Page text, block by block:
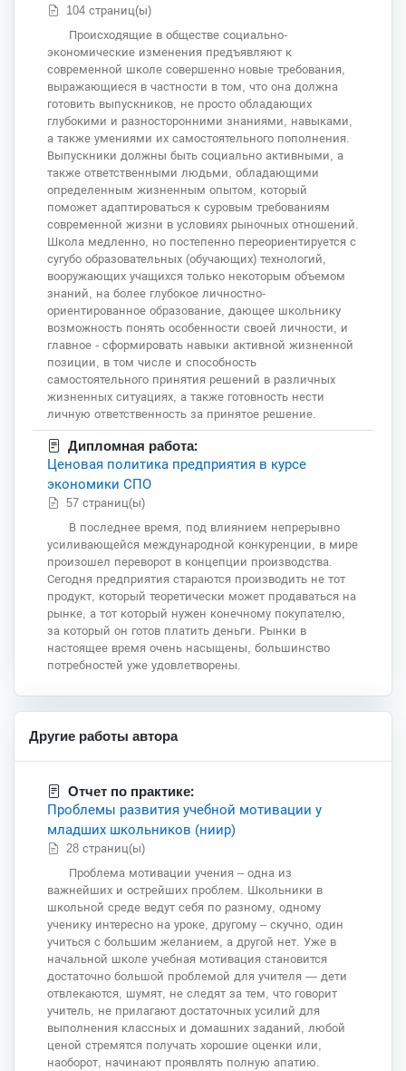
104 страниц(ы)
Происходящие в обществе социально-
экономические изменения предъявляют к
современной школе совершенно новые требования,
выражающиеся в частности в том, что она должна
готовить выпускников, не просто обладающих
глубокими и разносторонними знаниями, навыками,
а также умениями их самостоятельного пополнения.
Выпускники должны быть социально активными, а
также ответственными людьми, обладающими
определенным жизненным опытом, который
поможет адаптироваться к суровым требованиям
современной жизни в условиях рыночных отношений.
Школа медленно, но постепенно переориентируется с
сугубо образовательных (обучающих) технологий,
вооружающих учащихся только некоторым объемом
знаний, на более глубокое личностно-
ориентированное образование, дающее школьнику
возможность понять особенности своей личности, и
главное - сформировать навыки активной жизненной
позиции, в том числе и способность
самостоятельного принятия решений в различных
жизненных ситуациях, а также готовность нести
личную ответственность за принятое решение.
Дипломная работа:
Ценовая политика предприятия в курсе
экономики СПО
57 страниц(ы)
В последнее время, под влиянием непрерывно
усиливающейся международной конкуренции, в мире
произошел переворот в концепции производства.
Сегодня предприятия стараются производить не тот
продукт, который теоретически может продаваться на
рынке, а тот который нужен конечному покупателю,
за который он готов платить деньги. Рынки в
настоящее время очень насыщены, большинство
потребностей уже удовлетворены.
Другие работы автора
Отчет по практике:
Проблемы развития учебной мотивации у
младших школьников (ниир)
28 страниц(ы)
Проблема мотивации учения – одна из
важнейших и острейших проблем. Школьники в
школьной среде ведут себя по разному, одному
ученику интересно на уроке, другому – скучно, один
учиться с большим желанием, а другой нет. Уже в
начальной школе учебная мотивация становится
достаточно большой проблемой для учителя — дети
отвлекаются, шумят, не следят за тем, что говорит
учитель, не прилагают достаточных усилий для
выполнения классных и домашних заданий, любой
ценой стремятся получать хорошие оценки или,
наоборот, начинают проявлять полную апатию.